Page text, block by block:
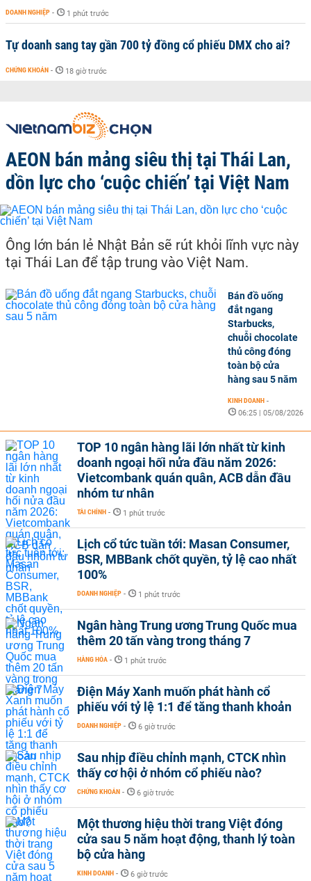
DOANH NGHIỆP - 1 phút trước
Tự doanh sang tay gần 700 tỷ đồng cổ phiếu DMX cho ai?
CHỨNG KHOÁN - 18 giờ trước
AEON bán mảng siêu thị tại Thái Lan,
dồn lực cho ‘cuộc chiến’ tại Việt Nam
Ông lớn bán lẻ Nhật Bản sẽ rút khỏi lĩnh vực này
tại Thái Lan để tập trung vào Việt Nam.
Bán đồ uống
đắt ngang
Starbucks,
chuỗi chocolate
thủ công đóng
toàn bộ cửa
hàng sau 5 năm
KINH DOANH -
06:25 | 05/08/2026
TOP 10 ngân hàng lãi lớn nhất từ kinh
doanh ngoại hối nửa đầu năm 2026:
Vietcombank quán quân, ACB dẫn đầu
nhóm tư nhân
TÀI CHÍNH - 1 phút trước
Lịch cổ tức tuần tới: Masan Consumer,
BSR, MBBank chốt quyền, tỷ lệ cao nhất
100%
DOANH NGHIỆP - 1 phút trước
Ngân hàng Trung ương Trung Quốc mua
thêm 20 tấn vàng trong tháng 7
HÀNG HÓA - 1 phút trước
Điện Máy Xanh muốn phát hành cổ
phiếu với tỷ lệ 1:1 để tăng thanh khoản
DOANH NGHIỆP - 6 giờ trước
Sau nhịp điều chỉnh mạnh, CTCK nhìn
thấy cơ hội ở nhóm cổ phiếu nào?
CHỨNG KHOÁN - 6 giờ trước
Một thương hiệu thời trang Việt đóng
cửa sau 5 năm hoạt động, thanh lý toàn
bộ cửa hàng
KINH DOANH - 6 giờ trước